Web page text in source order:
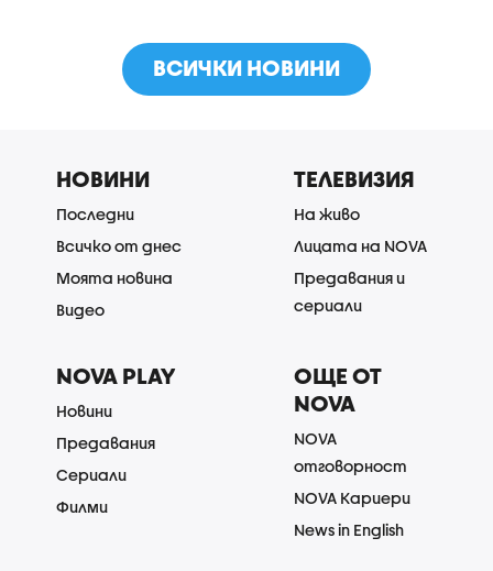
ВСИЧКИ НОВИНИ
НОВИНИ
Последни
Всичко от днес
Моята новина
Видео
ТЕЛЕВИЗИЯ
На живо
Лицата на NOVA
Предавания и
сериали
NOVA PLAY
Новини
Предавания
Сериали
Филми
ОЩЕ ОТ
NOVA
NOVA
отговорност
NOVA Кариери
News in English